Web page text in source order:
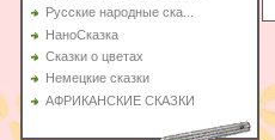
Русские народные ска...
НаноСказка
Сказки о цветах
Немецкие сказки
АФРИКАНСКИЕ СКАЗКИ